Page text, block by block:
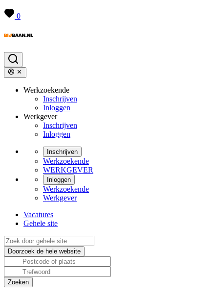
0
Werkzoekende
Inschrijven
Inloggen
Werkgever
Inschrijven
Inloggen
Inschrijven
Werkzoekende
WERKGEVER
Inloggen
Werkzoekende
Werkgever
Vacatures
Gehele site